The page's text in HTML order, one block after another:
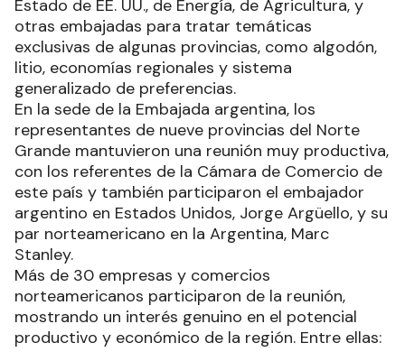
Estado de EE. UU., de Energía, de Agricultura, y
otras embajadas para tratar temáticas
exclusivas de algunas provincias, como algodón,
litio, economías regionales y sistema
generalizado de preferencias.
En la sede de la Embajada argentina, los
representantes de nueve provincias del Norte
Grande mantuvieron una reunión muy productiva,
con los referentes de la Cámara de Comercio de
este país y también participaron el embajador
argentino en Estados Unidos, Jorge Argüello, y su
par norteamericano en la Argentina, Marc
Stanley.
Más de 30 empresas y comercios
norteamericanos participaron de la reunión,
mostrando un interés genuino en el potencial
productivo y económico de la región. Entre ellas: